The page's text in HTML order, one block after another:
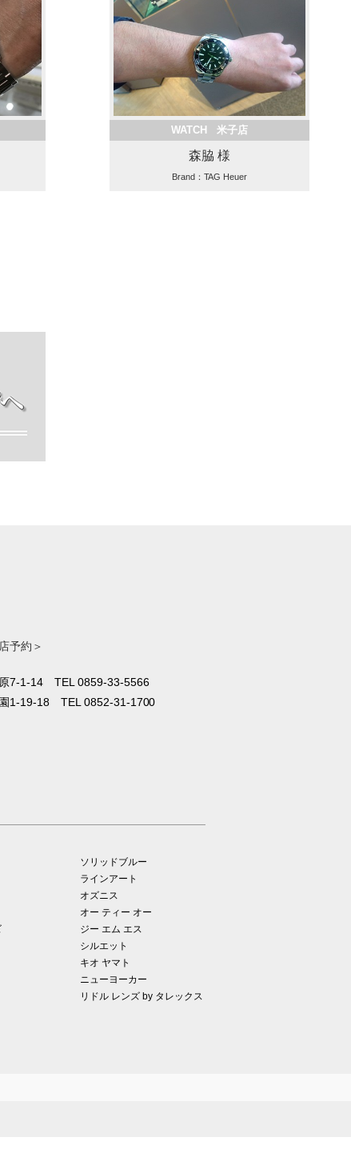
WATCH 米子店
森脇 様
Brand：TAG Heuer
予約＞
7-1-14 TEL 0859-33-5566
1-19-18 TEL 0852-31-1700
ソリッドブルー
ラインアート
オズニス
オー ティー オー
ジー エム エス
シルエット
キオ ヤマト
ニューヨーカー
リドル レンズ by タレックス